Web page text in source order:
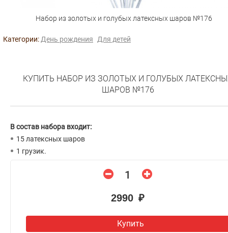
Набор из золотых и голубых латексных шаров №176
Категории: День рождения Для детей
КУПИТЬ НАБОР ИЗ ЗОЛОТЫХ И ГОЛУБЫХ
ШАРОВ №176
В состав набора входит:
15 латексных шаров
1 грузик.
2990 ₽
Купить